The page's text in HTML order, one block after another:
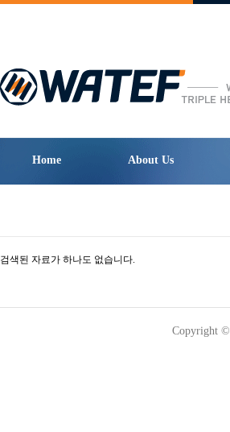
Home About Us
검색된 자료가 하나도 없습니다.
Copyright ©